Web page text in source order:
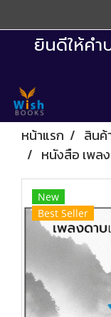
ยินดีให้คำ
หน้าแรก สินค้
หนังสือ เพล
New
Best Seller